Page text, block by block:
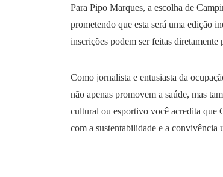
Para Pipo Marques, a escolha de
prometendo que esta será uma edição
inscrições podem ser feitas diretamente
Como jornalista e entusiasta da
não apenas promovem a saúde, mas
cultural ou esportivo você acredita que
com a sustentabilidade e a convivência